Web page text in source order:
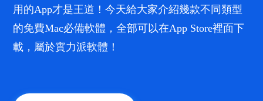
用的App才是王道！今天給大家介紹幾款不同類型
的免費Mac必備軟體，全部可以在App Store裡面下
載，屬於實力派軟體！